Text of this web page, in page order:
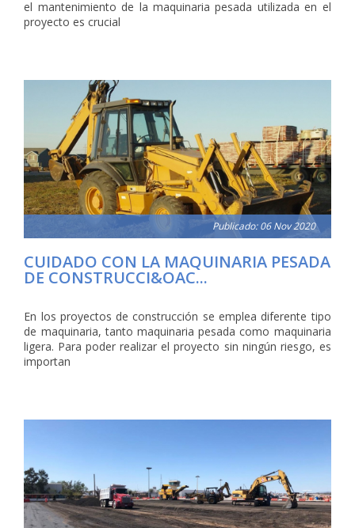
el mantenimiento de la maquinaria pesada utilizada en el
proyecto es crucial
Publicado: 06 Nov 2020
CUIDADO CON LA MAQUINARIA PESADA
DE CONSTRUCCI&OAC...
En los proyectos de construcción se emplea diferente tipo
de maquinaria, tanto maquinaria pesada como maquinaria
ligera. Para poder realizar el proyecto sin ningún riesgo, es
importan